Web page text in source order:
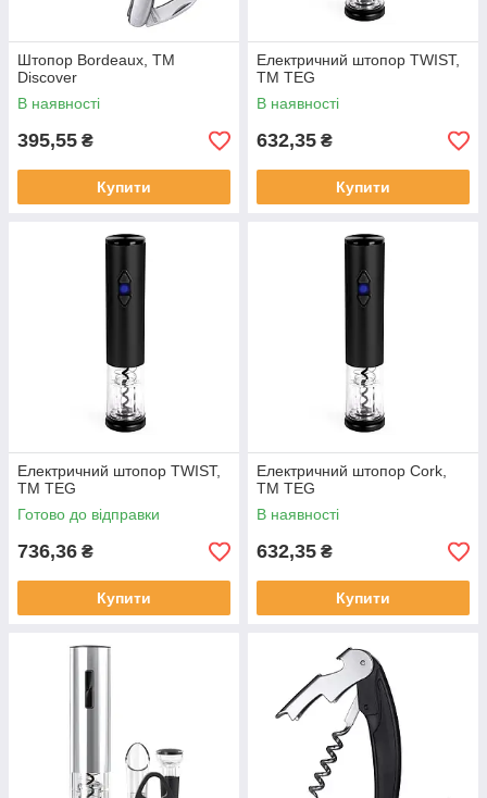
Штопор Bordeaux, ТМ
Discover
В наявності
395,55 ₴
Купити
Електричний штопор TWIST,
TM TEG
В наявності
632,35 ₴
Купити
Електричний штопор TWIST,
TM TEG
Готово до відправки
736,36 ₴
Купити
Електричний штопор Cork,
TM TEG
В наявності
632,35 ₴
Купити